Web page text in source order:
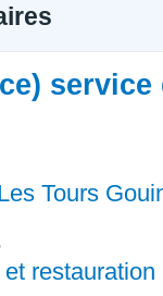
service
Tours
restauration